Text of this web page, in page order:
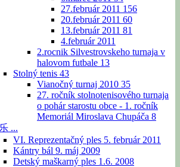
27.február 2011 156
20.február 2011 60
13.február 2011 81
4.február 2011
2.rocnik Silvestrovskeho turnaja v
halovom futbale 13
Stolný tenis 43
Vianočný turnaj 2010 35
27. ročník stolnotenisového turnaja
o pohár starostu obce - 1. ročník
Memoriál Miroslava Chupáča 8
...
VI. Reprezentačný ples 5. február 2011
Kántry bál 9. máj 2009
Detský maškarný ples 1.6. 2008